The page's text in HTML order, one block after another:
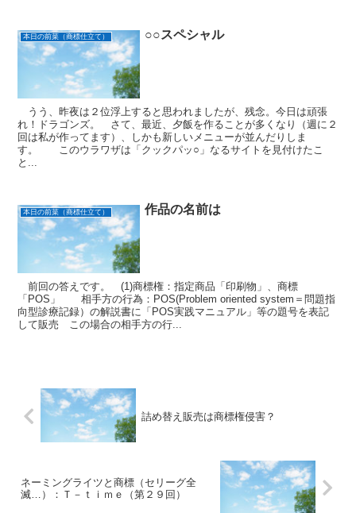
本日の前菜（商標仕立て） ○○スペシャル
うう、昨夜は２位浮上すると思われましたが、残念。今日は頑張
れ！ドラゴンズ。 さて、最近、夕飯を作ることが多くなり（週に２
回は私が作ってます）、しかも新しいメニューが並んだりしま
す。 このウラワザは「クックパッ○」なるサイトを見付けたこ
と...
本日の前菜（商標仕立て） 作品の名前は
前回の答えです。 (1)商標権：指定商品「印刷物」、商標
「POS」 相手方の行為：POS(Problem oriented system＝問題指
向型診療記録）の解説書に「POS実践マニュアル」等の題号を表記
して販売 この場合の相手方の行...
詰め替え販売は商標権侵害？
ネーミングライツと商標（セリーグ全
滅…）：Ｔ－ｔｉｍｅ（第２９回）